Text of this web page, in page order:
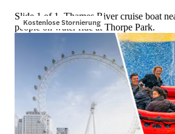
Kostenlose Stornierung
Slide 1 of 1, Thames River cruise boat
people on water ride at Thorpe Park.